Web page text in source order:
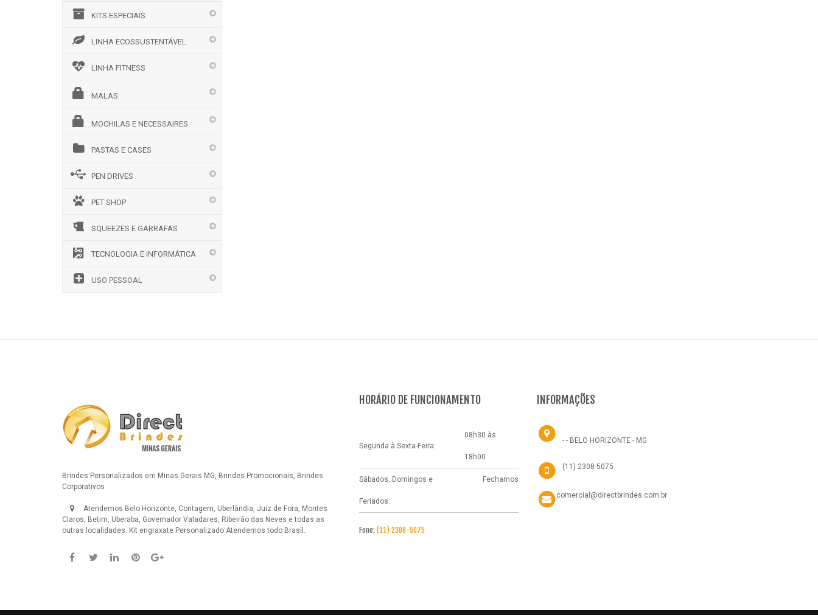
KITS ESPECIAIS
LINHA ECOSSUSTENTÁVEL
LINHA FITNESS
MALAS
MOCHILAS E NECESSAIRES
PASTAS E CASES
PEN DRIVES
PET SHOP
SQUEEZES E GARRAFAS
TECNOLOGIA E INFORMÁTICA
USO PESSOAL
Brindes Personalizados em Minas Gerais MG, Brindes Promocionais, Brindes
Corporativos
Atendemos Belo Horizonte, Contagem, Uberlândia, Juiz de Fora, Montes
Claros, Betim, Uberaba, Governador Valadares, Ribeirão das Neves e todas as
outras localidades. Kit engraxate Personalizado Atendemos todo Brasil.
HORÁRIO DE FUNCIONAMENTO
Segunda à Sexta-Feira:
08h30 às
18h00
Sábados, Domingos e
Feriados:
Fechamos
Fone: (11) 2308-5075
INFORMAÇÕES
- - BELO HORIZONTE - MG
(11) 2308-5075
comercial@directbrindes.com.br